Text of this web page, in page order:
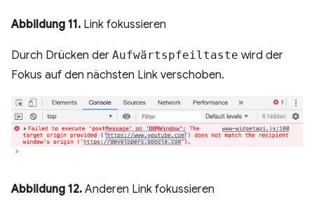
Abbildung 11. Link fokussieren
Durch Drücken der Aufwärtspfeiltaste wird der
Fokus auf den nächsten Link verschoben.
Abbildung 12. Anderen Link fokussieren